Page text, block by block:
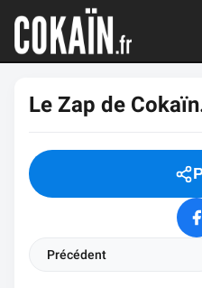
Le Zap de
Précédent